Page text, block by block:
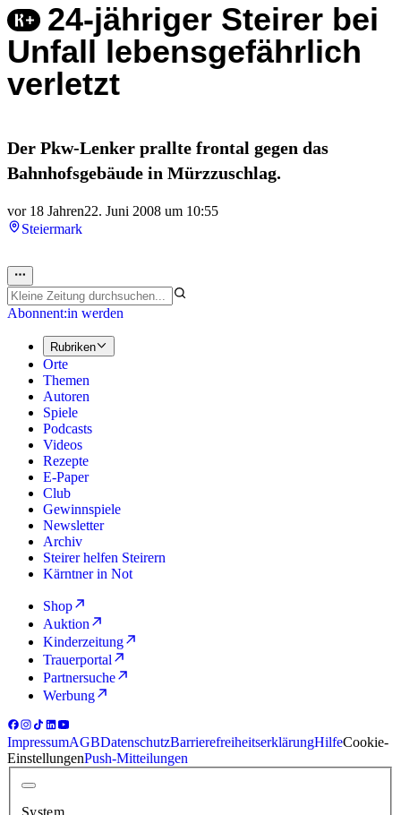
24-jähriger Steirer bei
Unfall lebensgefährlich
verletzt
Der Pkw-Lenker prallte frontal gegen das
Bahnhofsgebäude in Mürzzuschlag.
vor 18 Jahren22. Juni 2008 um 10:55
Steiermark
Abonnent:in werden
Rubriken
Orte
Themen
Autoren
Spiele
Podcasts
Videos
Rezepte
E-Paper
Club
Gewinnspiele
Newsletter
Archiv
Steirer helfen Steirern
Kärntner in Not
Shop
Auktion
Kinderzeitung
Trauerportal
Partnersuche
Werbung
ImpressumAGBDatenschutzBarrierefreiheitserklärungHilfeCookie-
EinstellungenPush-Mitteilungen